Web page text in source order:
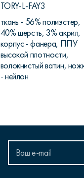
TORY-L-FAY3
ткань - 56% полиэстер,
40% шерсть, 3% акрил,
корпус - фанера, ППУ
высокой плотности,
волокнистый ватин,
- нейлон